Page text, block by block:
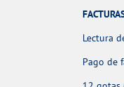
Lectura
Pago de